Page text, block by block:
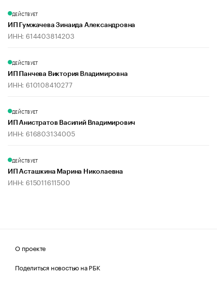
ДЕЙСТВУЕТ
ИП Гумжачева Зинаида Александровна
ИНН: 614403814203
ДЕЙСТВУЕТ
ИП Панчева Виктория Владимировна
ИНН: 610108410277
ДЕЙСТВУЕТ
ИП Анистратов Василий Владимирович
ИНН: 616803134005
ДЕЙСТВУЕТ
ИП Асташкина Марина Николаевна
ИНН: 615011611500
О проекте
Поделиться новостью на РБК